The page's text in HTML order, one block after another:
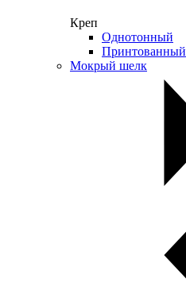
Креп
Однотонный
Принтованный
Мокрый шелк